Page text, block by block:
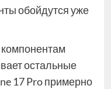
обойдутся уже
остальные
17 Pro примерно